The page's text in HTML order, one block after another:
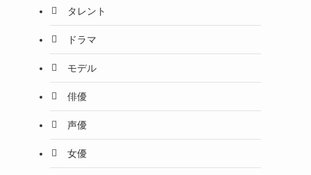
タレント
ドラマ
モデル
俳優
声優
女優